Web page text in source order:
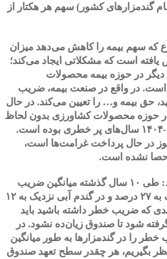
گندمزارهای کشور) سهم هر هکتار از
که سهم بیمه را کاهش می‌دهد میزان
یافته است که مشکلاتی ایجاد می‌کند؛
در حوزه بیمه محصولات
در واقع در صنعت بیمه، ضریب
حق بیمه و… را تعیین می‌کند. در حال
حوزه محصولات کشاورزی بدون لحاظ
کردن سال زراعی ۱۴۰۳-۱۴۰۴ سال‌های پر خطری بوده است.
در حال پرداخت غرامت‌ها است،
نشده است.
این مسئول دولتی افزود: طی ۱۰ سال گذشته میانگین ضریب
خطر در گندم دیم نزدیک به ۲۷ درصد و در گندم آبی نزدیک به ۱۲
که ضریب خطر داشته باشید باید
شود تا صندوق زیان‌ده نشود. در
خطر را در گندمزارها به طور میانگین
بگیریم، هر چقدر سطح تعهد صندوق